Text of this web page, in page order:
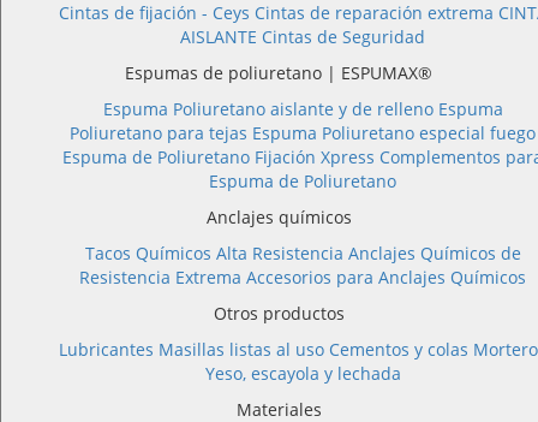
Cintas de fijación - Ceys Cintas de reparación extrema
AISLANTE Cintas de Seguridad
Espumas de poliuretano | ESPUMAX®
Espuma Poliuretano aislante y de relleno Espuma
Poliuretano para tejas Espuma Poliuretano especial fuego
Espuma de Poliuretano Fijación Xpress Complementos
Espuma de Poliuretano
Anclajes químicos
Tacos Químicos Alta Resistencia Anclajes Químicos de
Resistencia Extrema Accesorios para Anclajes Químicos
Otros productos
Lubricantes Masillas listas al uso Cementos y colas
Yeso, escayola y lechada
Materiales